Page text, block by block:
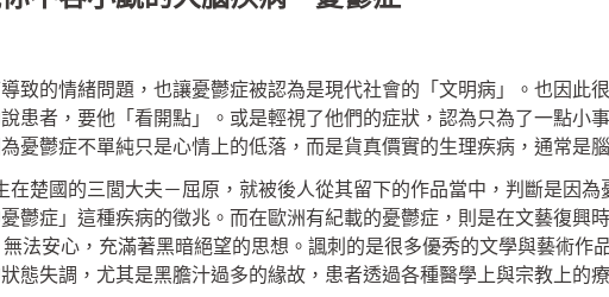
致的情緒問題，也讓憂鬱症被認為是現代社會的「文明病」。也因此
患者，要他「看開點」。或是輕視了他們的症狀，認為只為了一點小
憂鬱症不單純只是心情上的低落，而是貨真價實的生理疾病，通常是
楚國的三閭大夫－屈原，就被後人從其留下的作品當中，判斷是因
鬱症」這種疾病的徵兆。而在歐洲有紀載的憂鬱症，則是在文藝復興
法安心，充滿著黑暗絕望的思想。諷刺的是很多優秀的文學與藝術作
失調，尤其是黑膽汁過多的緣故，患者透過各種醫學上與宗教上的